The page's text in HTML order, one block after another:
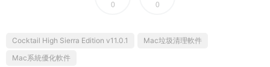
0 0
Cocktail High Sierra Edition v11.0.1
Mac垃圾清理軟件
Mac系統優化軟件